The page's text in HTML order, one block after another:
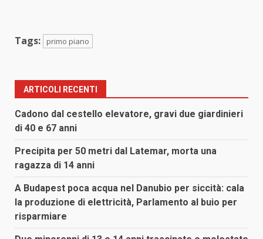
Tags: primo piano
ARTICOLI RECENTI
Cadono dal cestello elevatore, gravi due giardinieri
di 40 e 67 anni
Precipita per 50 metri dal Latemar, morta una
ragazza di 14 anni
A Budapest poca acqua nel Danubio per siccità: cala
la produzione di elettricità, Parlamento al buio per
risparmiare